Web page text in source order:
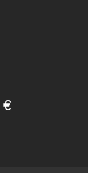
kannst das Spiel in
€